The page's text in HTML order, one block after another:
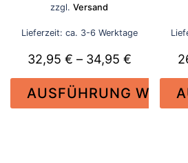
zzgl.Versand
Lieferzeit: ca. 3-6 Werktage
32,95 € – 34,95 €
32,95 €
bis
AUSFÜHRUNG